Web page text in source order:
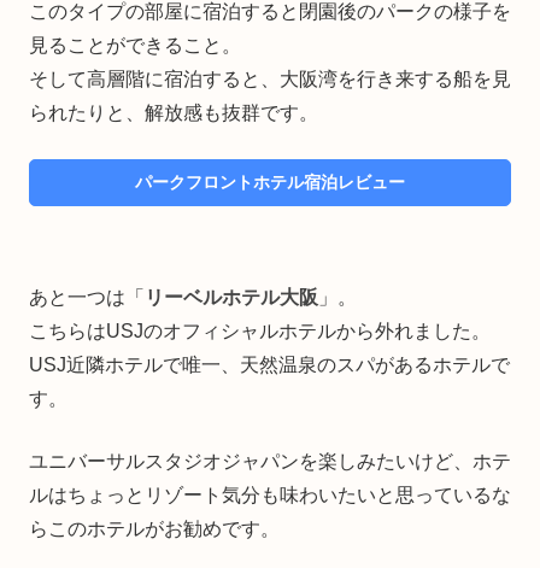
このタイプの部屋に宿泊すると閉園後のパークの様子を
見ることができること。
そして高層階に宿泊すると、大阪湾を行き来する船を見
られたりと、解放感も抜群です。
パークフロントホテル宿泊レビュー
あと一つは「 リーベルホテル大阪 」。
こちらはUSJのオフィシャルホテルから外れました。
USJ近隣ホテルで唯一、天然温泉のスパがあるホテルで
す。
ユニバーサルスタジオジャパンを楽しみたいけど、ホテ
ルはちょっとリゾート気分も味わいたいと思っているな
らこのホテルがお勧めです。